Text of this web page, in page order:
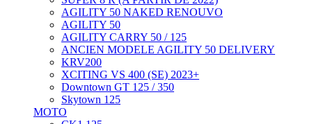
AGILITY 50 NAKED RENOUVO
AGILITY 50
AGILITY CARRY 50 / 125
ANCIEN MODELE AGILITY 50 DELIVERY
KRV200
XCITING VS 400 (SE) 2023+
Downtown GT 125 / 350
Skytown 125
MOTO